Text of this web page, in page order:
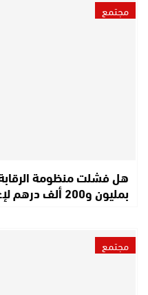
مجتمع
بمليون و200 ألف درهم لإعادة اكتشاف…
مجتمع